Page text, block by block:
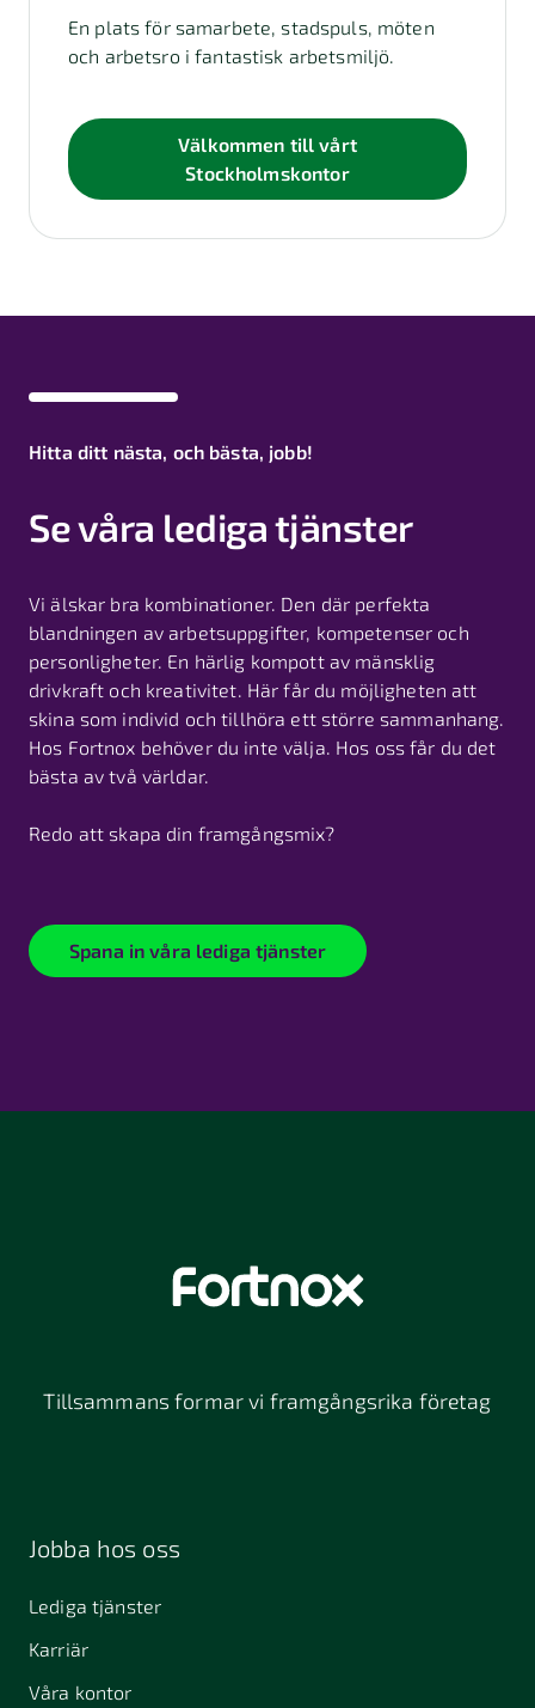
En plats för samarbete, stadspuls, möten
och arbetsro i fantastisk arbetsmiljö.
Välkommen till vårt
Stockholmskontor
Hitta ditt nästa, och bästa, jobb!
Se våra lediga tjänster
Vi älskar bra kombinationer. Den där perfekta
blandningen av arbetsuppgifter, kompetenser och
personligheter. En härlig kompott av mänsklig
drivkraft och kreativitet. Här får du möjligheten att
skina som individ och tillhöra ett större sammanhang.
Hos Fortnox behöver du inte välja. Hos oss får du det
bästa av två världar.
Redo att skapa din framgångsmix?
Spana in våra lediga tjänster
Tillsammans formar vi framgångsrika företag
Jobba hos oss
Lediga tjänster
Karriär
Våra kontor